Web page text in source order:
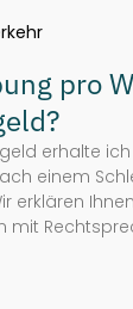
pro
erhalte
einem
erklären
mit